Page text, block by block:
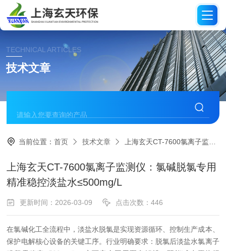
TECHNICAL ARTICLES
技术文章
当前位置：首页 技术文章 上海玄天CT-7600氯离子监测仪：氯碱脱氯专用精准稳控淡盐水≤500mg/L
上海玄天CT-7600氯离子监测仪：氯碱脱氯专用
精准稳控淡盐水≤500mg/L
更新时间：2026-03-09 点击次数：446
在氯碱化工全流程中，淡盐水脱氯是实现资源循环、控制生产成本、
保护电解核心设备的关键工序。行业明确要求：脱氯后淡盐水氯离子